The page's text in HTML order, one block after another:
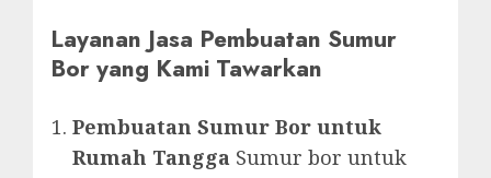
Layanan Jasa Pembuatan Sumur
Bor yang Kami Tawarkan
Pembuatan Sumur Bor untuk
Rumah Tangga Sumur bor untuk